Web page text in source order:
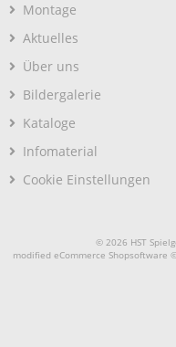
Montage
Aktuelles
Über uns
Bildergalerie
Kataloge
Infomaterial
Cookie Einstellungen
© 2026 HST
modified eCommerce Shopsoftware